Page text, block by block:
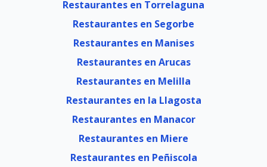
Restaurantes en Torrelaguna
Restaurantes en Segorbe
Restaurantes en Manises
Restaurantes en Arucas
Restaurantes en Melilla
Restaurantes en la Llagosta
Restaurantes en Manacor
Restaurantes en Miere
Restaurantes en Peñiscola